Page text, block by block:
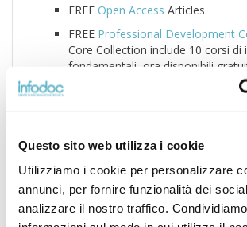
Questo sito web utilizza i cookie
Utilizziamo i cookie per personalizzare
annunci, per fornire funzionalità dei
analizzare il nostro traffico.
FREE Open Access Articles
FREE Professional Development
Core Collection include 10 corsi di
fondamentali, ora disponibili
Queste preziose offerte sono
specificamente per gli ingegneri,
conoscenze cruciali in una vasta
FREEMove with SAE MOBILUS
Newsletter
FREEMove with SAE MOBILUS
(Il prossimo è programmato per